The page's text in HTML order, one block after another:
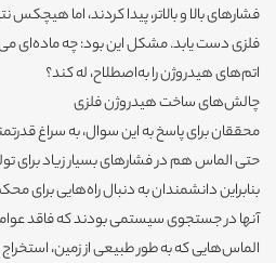
فشارهای بالا و بالاتر، پیدا کردند، اما
فلزی دست یابد. مشکل این بود: چه ماده‌ای
اتم‌های هیدروژن را به‌اصطلاح، له کند؟
چالش‌های ساخت هیدروژن فلزی
محققان برای پاسخ به این سوال، به سراغ
حتی الماس هم در فشارهای بسیار زیاد برای
بنابراین دانشمندان به دنبال راه‌هایی برای
آنها در جستجوی سیستمی بودند که فاقد
الماس‌هایی که به طور طبیعی از زمین،